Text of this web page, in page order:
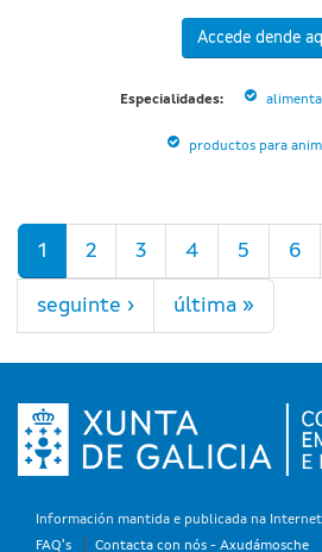
Accede dende
Especialidades:
productos para
Páxinas
1 2 3 4 5 6
seguinte › última »
Información mantida e publicada na
FAQ's
Contacta con nós - Axudámosche